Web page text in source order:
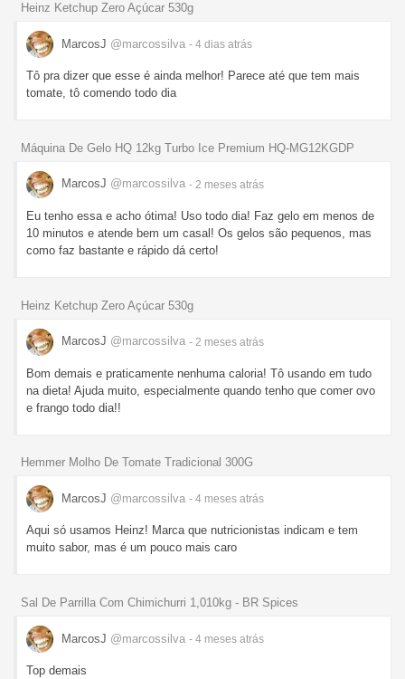
Heinz Ketchup Zero Açúcar 530g
MarcosJ @marcossilva - 4 dias atrás
Tô pra dizer que esse é ainda melhor! Parece até que tem mais
tomate, tô comendo todo dia
Máquina De Gelo HQ 12kg Turbo Ice Premium HQ-MG12KGDP
MarcosJ @marcossilva - 2 meses atrás
Eu tenho essa e acho ótima! Uso todo dia! Faz gelo em menos de
10 minutos e atende bem um casal! Os gelos são pequenos, mas
como faz bastante e rápido dá certo!
Heinz Ketchup Zero Açúcar 530g
MarcosJ @marcossilva - 2 meses atrás
Bom demais e praticamente nenhuma caloria! Tô usando em tudo
na dieta! Ajuda muito, especialmente quando tenho que comer ovo
e frango todo dia!!
Hemmer Molho De Tomate Tradicional 300G
MarcosJ @marcossilva - 4 meses atrás
Aqui só usamos Heinz! Marca que nutricionistas indicam e tem
muito sabor, mas é um pouco mais caro
Sal De Parrilla Com Chimichurri 1,010kg - BR Spices
MarcosJ @marcossilva - 4 meses atrás
Top demais